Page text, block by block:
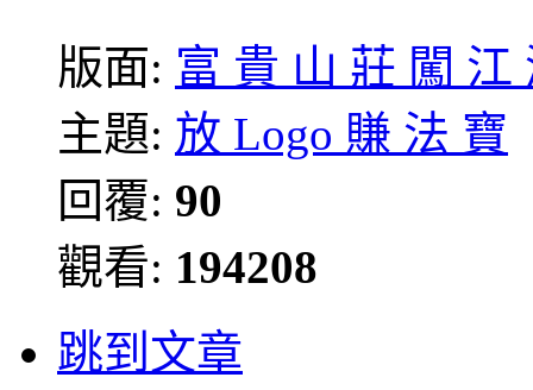
版面: 富 貴 山 莊 闖 江
主題: 放 Logo 賺 法 寶
回覆: 90
觀看: 194208
跳到文章